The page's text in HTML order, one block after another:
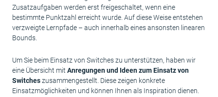
Zusatzaufgaben werden erst freigeschaltet, wenn eine
bestimmte Punktzahl erreicht wurde. Auf diese Weise entstehen
verzweigte Lernpfade – auch innerhalb eines ansonsten linearen
Bounds.
Um Sie beim Einsatz von Switches zu unterstützen, haben wir
eine Übersicht mit Anregungen und Ideen zum Einsatz von
Switcheszusammengestellt. Diese zeigen konkrete
Einsatzmöglichkeiten und können Ihnen als Inspiration dienen.